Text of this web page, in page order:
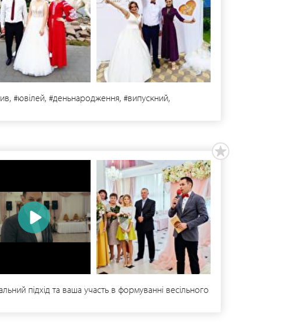
#ювілей, #деньнародження, #випускний,
підхід та ваша участь в формуванні весільного